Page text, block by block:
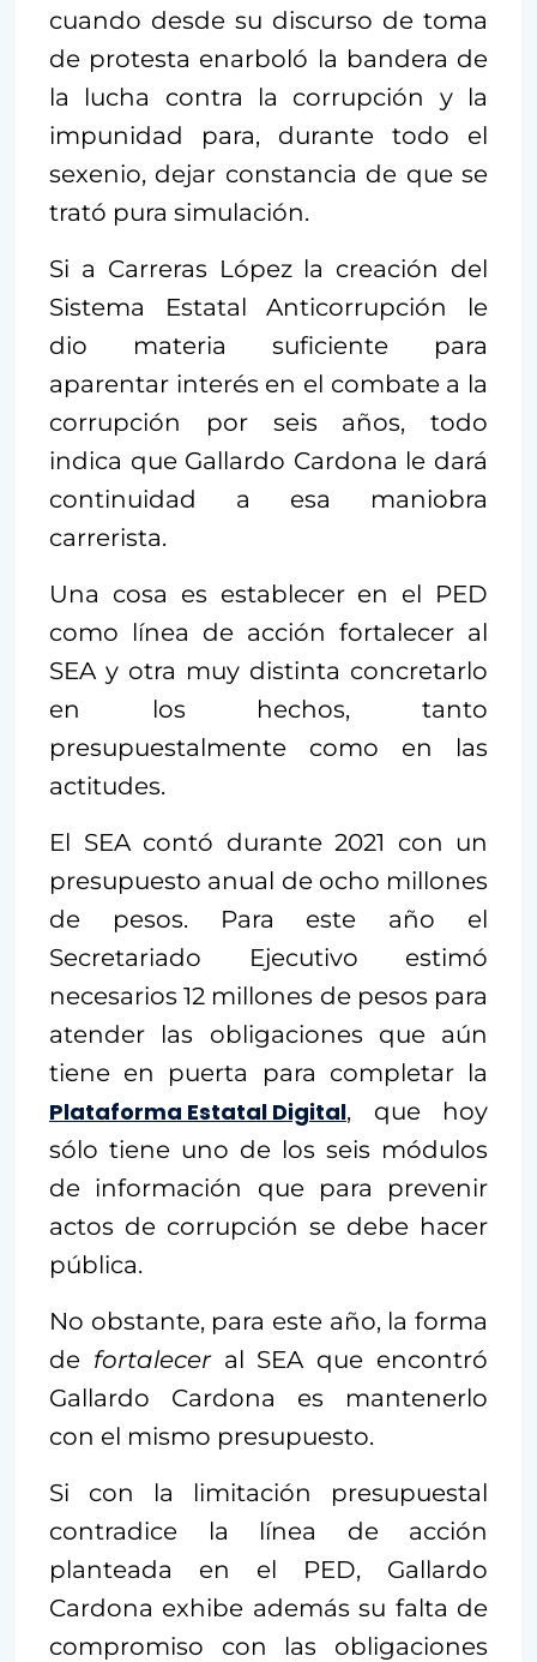
cuando desde su discurso de toma
de protesta enarboló la bandera de
la lucha contra la corrupción y la
impunidad para, durante todo el
sexenio, dejar constancia de que se
trató pura simulación.
Si a Carreras López la creación del
Sistema Estatal Anticorrupción le
dio materia suficiente para
aparentar interés en el combate a la
corrupción por seis años, todo
indica que Gallardo Cardona le dará
continuidad a esa maniobra
carrerista.
Una cosa es establecer en el PED
como línea de acción fortalecer al
SEA y otra muy distinta concretarlo
en los hechos, tanto
presupuestalmente como en las
actitudes.
El SEA contó durante 2021 con un
presupuesto anual de ocho millones
de pesos. Para este año el
Secretariado Ejecutivo estimó
necesarios 12 millones de pesos para
atender las obligaciones que aún
tiene en puerta para completar la
Plataforma Estatal Digital, que hoy
sólo tiene uno de los seis módulos
de información que para prevenir
actos de corrupción se debe hacer
pública.
No obstante, para este año, la forma
de fortaleceral SEA que encontró
Gallardo Cardona es mantenerlo
con el mismo presupuesto.
Si con la limitación presupuestal
contradice la línea de acción
planteada en el PED, Gallardo
Cardona exhibe además su falta de
compromiso con las obligaciones